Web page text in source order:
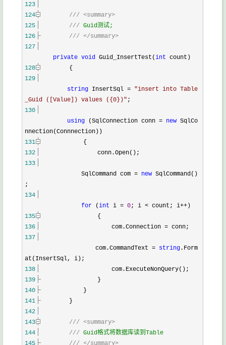
123
124
/// <summary>
125
/// Guid测试;
126
/// </summary>
127
private void Guid_InsertTest(int count)
128
{
129
string InsertSql = "insert into Table
_Guid ([Value]) values ({0})" ;
130
using (SqlConnection conn = new SqlCo
nnection(Connnection))
131
{
132
conn.Open();
133
SqlCommand com = new SqlCommand()
;
134
for (int i = 0; i < count; i++ )
135
{
136
com.Connection = conn;
137
com.CommandText = string .Form
at(InsertSql, i);
138
com.ExecuteNonQuery();
139
}
140
}
141
}
142
143
/// <summary>
144
/// Guid格式将数据库读到Table
145
/// </summary>